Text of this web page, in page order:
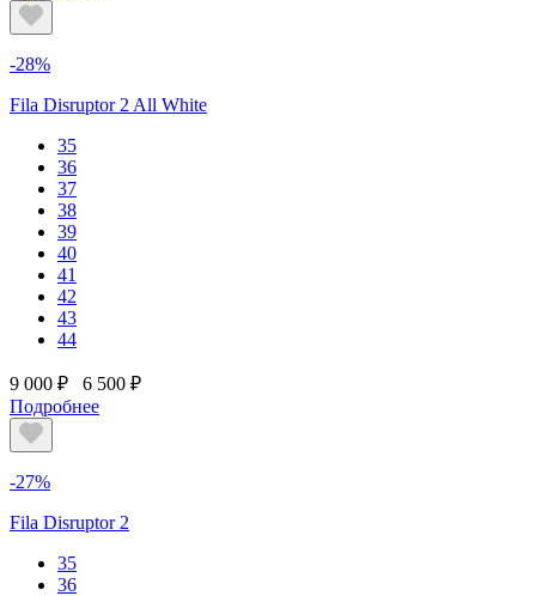
-28%
Fila Disruptor 2 All White
35
36
37
38
39
40
41
42
43
44
9 000 ₽
6 500 ₽
Подробнее
-27%
Fila Disruptor 2
35
36